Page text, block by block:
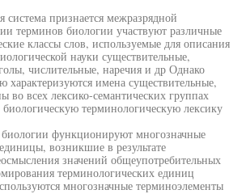
система признается межразрядной
терминов биологии участвуют различные
классы слов, используемые для описания
науки существительные,
числительные, наречия и др Однако
характеризуются имена существительные,
во всех лексико-семантических группах
терминологическую лексику
функционируют многозначные
возникшие в результате
значений общеупотребительных
терминологических единиц
многозначные терминоэлементы